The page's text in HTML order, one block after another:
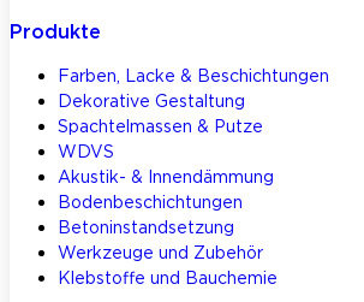
Produkte
Farben, Lacke & Beschichtungen
Dekorative Gestaltung
Spachtelmassen & Putze
WDVS
Akustik- & Innendämmung
Bodenbeschichtungen
Betoninstandsetzung
Werkzeuge und Zubehör
Klebstoffe und Bauchemie